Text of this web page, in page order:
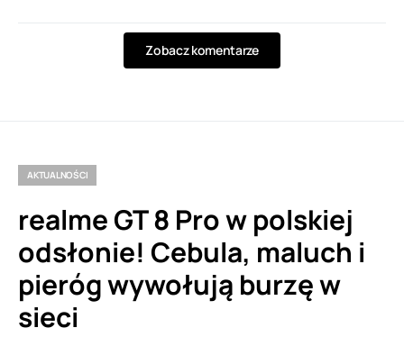
Zobacz komentarze
AKTUALNOŚCI
realme GT 8 Pro w polskiej
odsłonie! Cebula, maluch i
pieróg wywołują burzę w
sieci